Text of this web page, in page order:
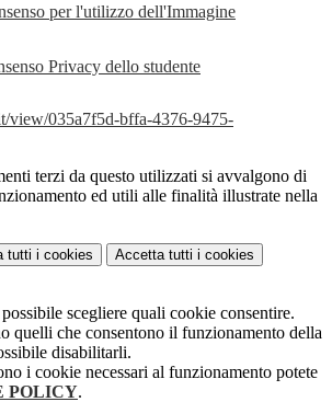
per l'utilizzo dell'Immagine
Privacy dello studente
view/035a7f5d-bffa-4376-9475-
terzi da questo utilizzati si avvalgono di
ed utili alle finalità illustrate nella
tutti i cookies Accetta tutti i cookies
scegliere quali cookie consentire.
quelli che consentono il funzionamento della
disabilitarli.
i cookie necessari al funzionamento potete
POLICY.